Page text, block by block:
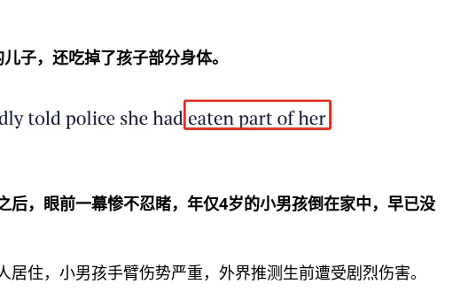
子，还吃掉了孩子部分身体。
后，眼前一幕惨不忍睹，年仅4岁的小男孩倒在家中，早已没
住，小男孩手臂伤势严重，外界推测生前遭受剧烈伤害。